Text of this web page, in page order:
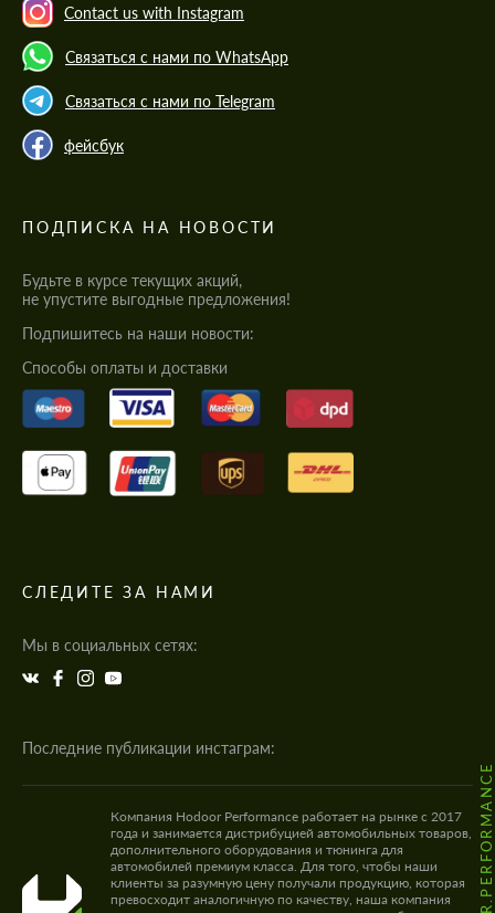
Contact us with Instagram
Связаться с нами по WhatsApp
Связаться с нами по Telegram
фейсбук
ПОДПИСКА НА НОВОСТИ
Будьте в курсе текущих акций,
не упустите выгодные предложения!
Подпишитесь на наши новости:
Cпособы оплаты и доставки
СЛЕДИТЕ ЗА НАМИ
Мы в социальных сетях:
Последние публикации инстаграм:
Компания Hodoor Performance работает на рынке с 2017
года и занимается дистрибуцией автомобильных товаров,
дополнительного оборудования и тюнинга для
автомобилей премиум класса. Для того, чтобы наши
клиенты за разумную цену получали продукцию, которая
превосходит аналогичную по качеству, наша компания